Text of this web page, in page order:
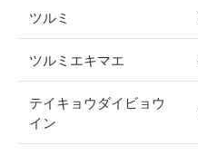
ツルミ
ツルミエキマエ
テイキョウダイビョウ
イン